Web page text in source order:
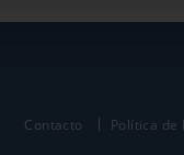
Contacto Política de